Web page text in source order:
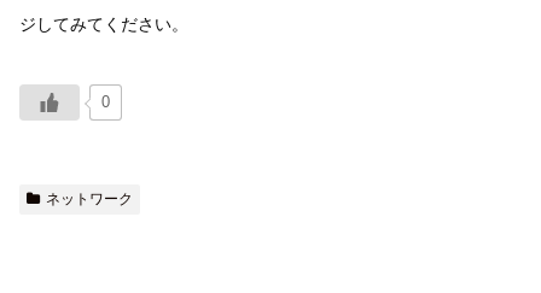
ジしてみてください。
0
ネットワーク